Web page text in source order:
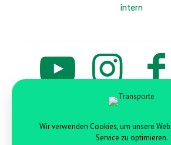
intern
Wir verwenden Cookies, um unsere
Service zu optimieren.